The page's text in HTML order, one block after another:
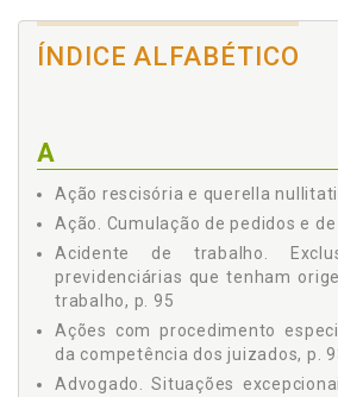
13 Limite de Alçada de 60 Salários
Especiais Federais, p. 75
16 Fase de Conhecimento no
17 Dos Recursos, p. 168
18 Reclamação, p. 189
19 Ação Rescisória e Querella Nullitatis,
20 Competência Funcional Horizontal, p.
21 Competência para Apreciar
Contra as Decisões Proferidas no
Especiais Federais, p. 194
22 Sobrestamento dos Processos
Repercussão Geral no STF ou no STJ, p.
ÍNDICE ALFABÉTICO
A
Ação rescisória e querella
Ação. Cumulação de pedidos e
Acidente de trabalho.
previdenciárias que tenham
trabalho, p. 95
Ações com procedimento
da competência dos juizados, p.
Advogado. Situações